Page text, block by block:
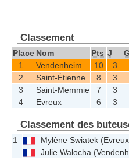
Classement
Place Nom Pts J G
1
Vendenheim 10 3
2
Saint-Étienne 8 3
3
Saint-Memmie 7 3
4
Evreux 6 3
Classement des
1 Mylène Swiatek (Evreux
Julie Walocha (